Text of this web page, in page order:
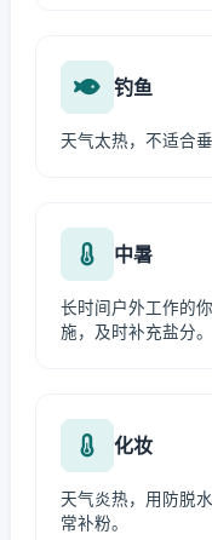
钓鱼
天气太热，不适合垂
中暑
长时间户外工作的
施，及时补充盐分。
化妆
天气炎热，用防脱
常补粉。